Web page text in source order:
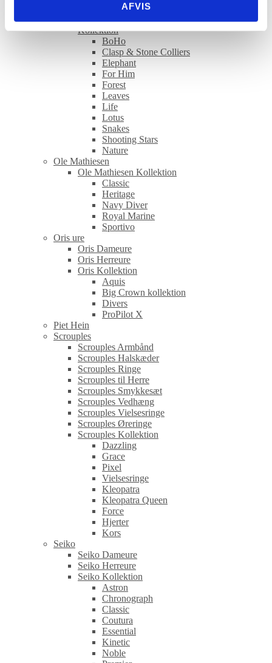
AFVIS
OLE LYNGGAARD COPENHAGEN låse
OLE LYNGGAARD COPENHAGEN
Kollektion
BoHo
Clasp & Stone Colliers
Elephant
For Him
Forest
Leaves
Life
Lotus
Snakes
Shooting Stars
Nature
Ole Mathiesen
Ole Mathiesen Kollektion
Classic
Heritage
Navy Diver
Royal Marine
Sportivo
Oris ure
Oris Dameure
Oris Herreure
Oris Kollektion
Aquis
Big Crown kollektion
Divers
ProPilot X
Piet Hein
Scrouples
Scrouples Armbånd
Scrouples Halskæder
Scrouples Ringe
Scrouples til Herre
Scrouples Smykkesæt
Scrouples Vedhæng
Scrouples Vielsesringe
Scrouples Øreringe
Scrouples Kollektion
Dazzling
Grace
Pixel
Vielsesringe
Kleopatra
Kleopatra Queen
Force
Hjerter
Kors
Seiko
Seiko Dameure
Seiko Herreure
Seiko Kollektion
Astron
Chronograph
Classic
Coutura
Essential
Kinetic
Noble